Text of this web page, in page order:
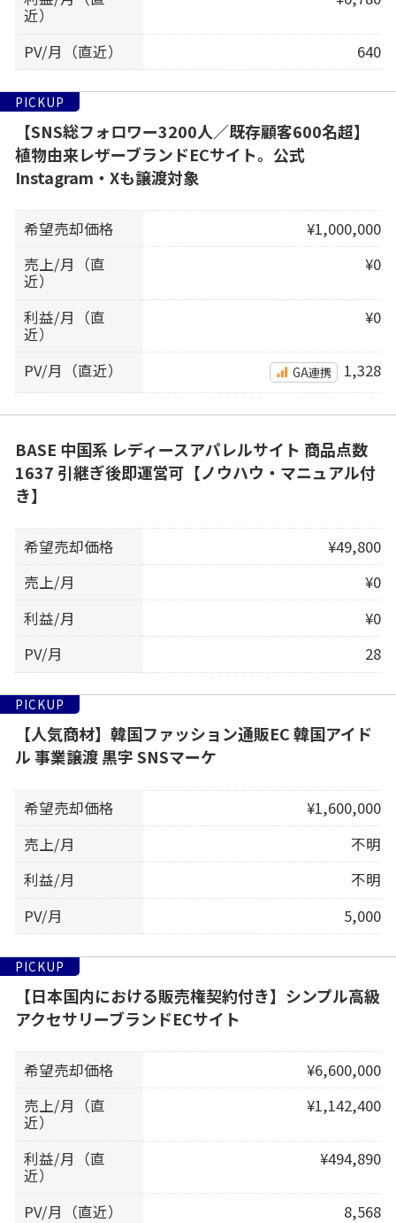
近）
PV/月（直近） 640
PICKUP
【SNS総フォロワー3200人／既存顧客600名超】
植物由来レザーブランドECサイト。公式
Instagram・Xも譲渡対象
希望売却価格
¥1,000,000
売上/月（直
近）
¥0
利益/月（直
近）
¥0
PV/月（直近） GA連携 1,328
BASE 中国系 レディースアパレルサイト 商品点数
1637 引継ぎ後即運営可【ノウハウ・マニュアル付
き】
希望売却価格
¥49,800
売上/月
¥0
利益/月
¥0
PV/月
28
PICKUP
【人気商材】韓国ファッション通販EC 韓国アイド
ル 事業譲渡 黒字 SNSマーケ
希望売却価格
¥1,600,000
売上/月
不明
利益/月
不明
PV/月
5,000
PICKUP
【日本国内における販売権契約付き】シンプル高級
アクセサリーブランドECサイト
希望売却価格
¥6,600,000
売上/月（直
近）
¥1,142,400
利益/月（直
近）
¥494,890
PV/月（直近） 8,568